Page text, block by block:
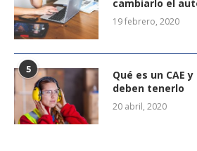
cambiarlo el
19 febrero, 2020
5
Qué es un CAE
deben tenerlo
20 abril, 2020